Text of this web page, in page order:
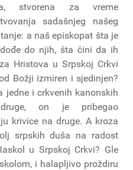
stvorena za vreme
sadašnjeg našeg
a naš episkopat šta je
do njih, šta čini da ih
Hristova u Srpskoj Crkvi
Božji izmiren i sjedinjen?
jedne i crkvenih kanonskih
on je pribegao
krivice na druge. A kroza
srpskih duša na radost
u Srpskoj Crkvi? Gle
i halapljivo proždiru